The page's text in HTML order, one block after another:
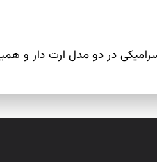
سرامیکی در دو مدل ارت دار و